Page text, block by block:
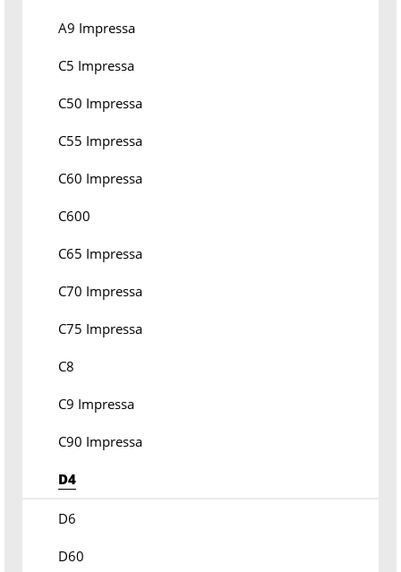
A9 Impressa
C5 Impressa
C50 Impressa
C55 Impressa
C60 Impressa
C600
C65 Impressa
C70 Impressa
C75 Impressa
C8
C9 Impressa
C90 Impressa
D4
D6
D60